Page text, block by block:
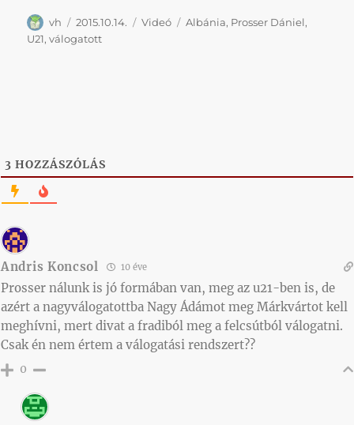
Szerző
vh Közzétéve
2015.10.14. Kategória
Videó Címke
Albánia, Prosser Dániel,
U21,válogatott
3 HOZZÁSZÓLÁS
Andris Koncsol 10 éve
Prosser nálunk is jó formában van, meg az u21-ben is, de
azért a nagyválogatottba Nagy Ádámot meg Márkvártot kell
meghívni, mert divat a fradiból meg a felcsútból válogatni.
Csak én nem értem a válogatási rendszert??
0